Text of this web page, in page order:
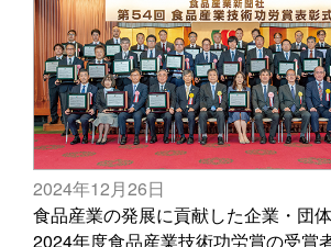
2024年12月26日
食品産業の発展に貢献した企業・団体
2024年度食品産業技術功労賞の受賞